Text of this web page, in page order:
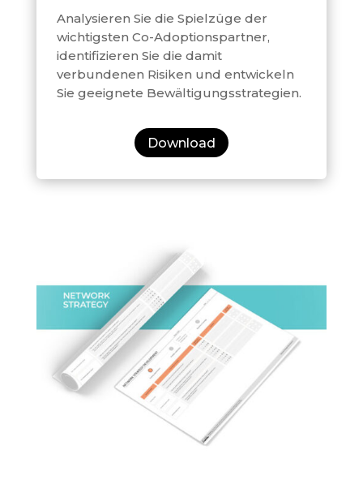
Analysieren Sie die Spielzüge der
wichtigsten Co-Adoptionspartner,
identifizieren Sie die damit
verbundenen Risiken und entwickeln
Sie geeignete Bewältigungsstrategien.
Download